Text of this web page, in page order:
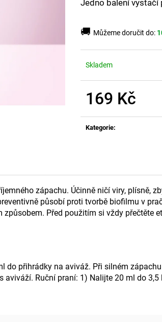
Jedno balení vystačí
🚚 Můžeme doručit do:
Skladem
169 Kč
Kategorie:
zápachu. Účinně ničí viry, plísně,
působí proti tvorbě biofilmu v
Před použitím si vždy přečtěte
přihrádky na aviváž. Při silném
Ruční praní: 1) Nalijte 20 ml do